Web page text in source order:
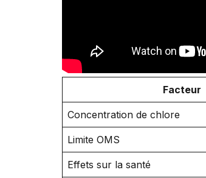
Facteur
Concentration de chlore
Limite OMS
Effets sur la santé